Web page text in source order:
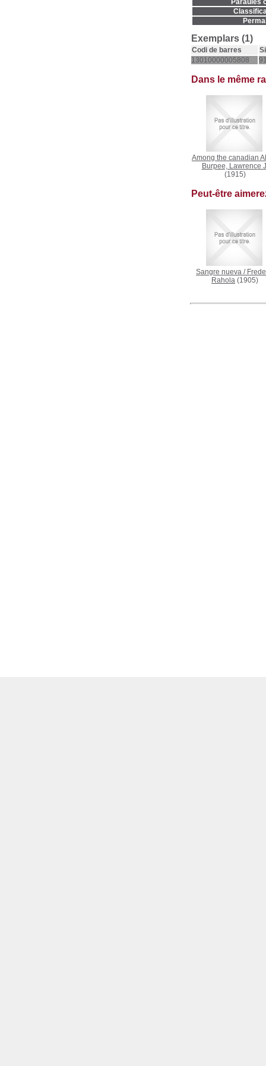
Paraules
Exemplars (1)
Codi de barres
13010000005808
Dans le même
Among the canadian
Burpee, Lawrence
(1915)
Peut-être
Sangre nueva /
Rahola (1905)